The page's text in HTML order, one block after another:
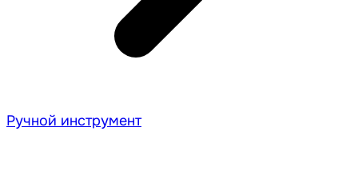
Ручной инструмент